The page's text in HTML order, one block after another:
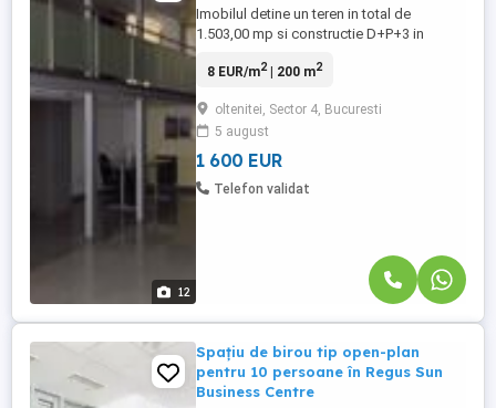
12
Imobilul detine un teren in total de
1.503,00 mp si constructie D+P+3 in
pretabila pentru clinica, salon de
mai mare de 1.20 ml şi 2 întrări sau se
poate închiria pentru birouri asa cum a
fost folosita pana în prezent. ...
8 EUR/m2| 200 m2
oltenitei, Sector 4, Bucuresti
5 august
1 600 EUR
Telefon validat
Spațiu de birou tip open-plan
pentru 10 persoane în Regus Sun
Business Centre